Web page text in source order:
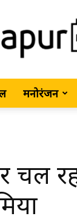
•
मनोरंजन
चल